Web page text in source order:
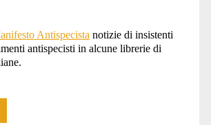
Antispecista notizie di insistenti
antispecisti in alcune librerie di